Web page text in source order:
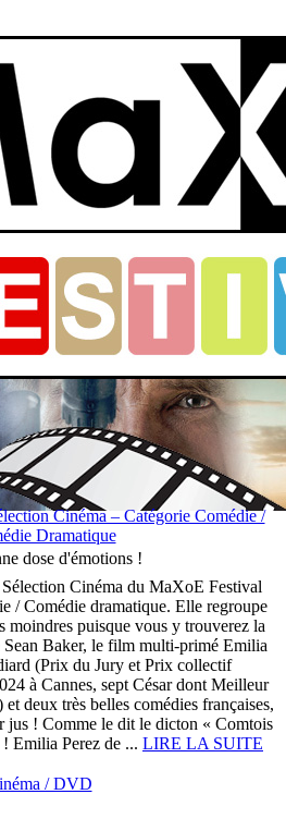
Cinéma – Catégorie Comédie /
Dramatique
dose d'émotions !
Cinéma du MaXoE Festival
/ Comédie dramatique. Elle regroupe
moindres puisque vous y trouverez la
Sean Baker, le film multi-primé Emilia
(Prix du Jury et Prix collectif
à Cannes, sept César dont Meilleur
deux très belles comédies françaises,
jus ! Comme le dit le dicton « Comtois
Emilia Perez de ... LIRE LA SUITE
/ DVD